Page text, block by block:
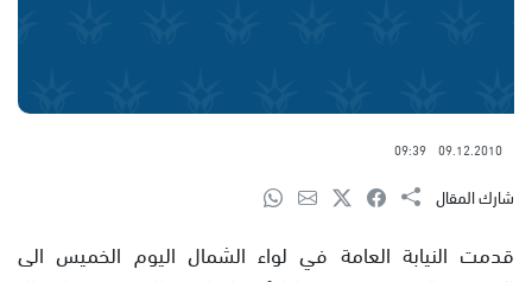
09.12.2010
09:39
شارك المقال
قدمت النيابة العامة في لواء الشمال اليوم الخميس الى